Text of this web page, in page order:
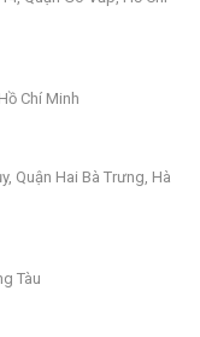
Chí Minh
Quận Hai Bà Trưng, Hà
Tàu